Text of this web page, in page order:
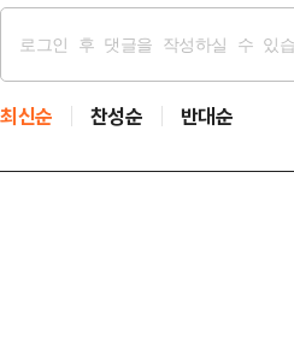
최신순 찬성순 반대순